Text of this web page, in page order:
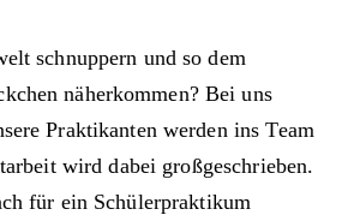
schnuppern und so dem
näherkommen? Bei uns
Praktikanten werden ins Team
wird dabei großgeschrieben.
für ein Schülerpraktikum